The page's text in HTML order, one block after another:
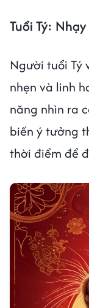
Tuổi Tý:
Người tuổi Tý
nhẹn và linh
năng nhìn ra
biến ý tưởng
thời điểm để